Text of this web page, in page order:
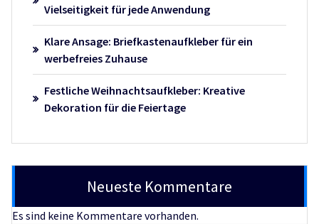
Vielseitigkeit für jede Anwendung
Klare Ansage: Briefkastenaufkleber für ein
werbefreies Zuhause
Festliche Weihnachtsaufkleber: Kreative
Dekoration für die Feiertage
Neueste Kommentare
Es sind keine Kommentare vorhanden.